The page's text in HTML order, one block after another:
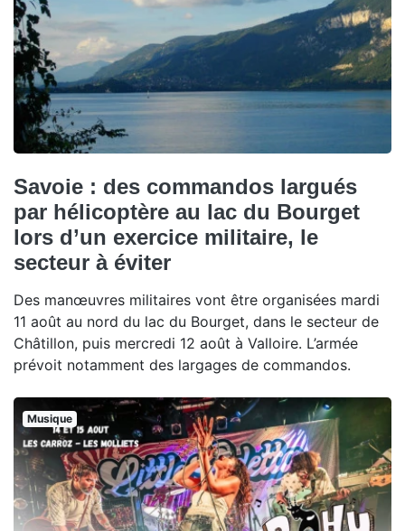
Savoie : des commandos largués
par hélicoptère au lac du Bourget
lors d’un exercice militaire, le
secteur à éviter
Des manœuvres militaires vont être organisées mardi
11 août au nord du lac du Bourget, dans le secteur de
Châtillon, puis mercredi 12 août à Valloire. L’armée
prévoit notamment des largages de commandos.
Musique